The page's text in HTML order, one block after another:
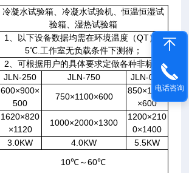
冷凝水试验箱、冷凝水试验机、恒温恒湿试
验箱、湿热试验箱
1、以下设备数据均需在环境温度（QT）2
5℃.工作室无负载条件下测得；
2、可根据用户的具体要求定做各种非标型
JLN-250 JLN-750
JLN-010
600×900×
500
750×1100×600
850×1300
×600
1620×820
×1120
1000×2000×1300
1200×210
0×1400
3.0KW 4.0KW
5.5KW
10℃～60℃
电话咨询